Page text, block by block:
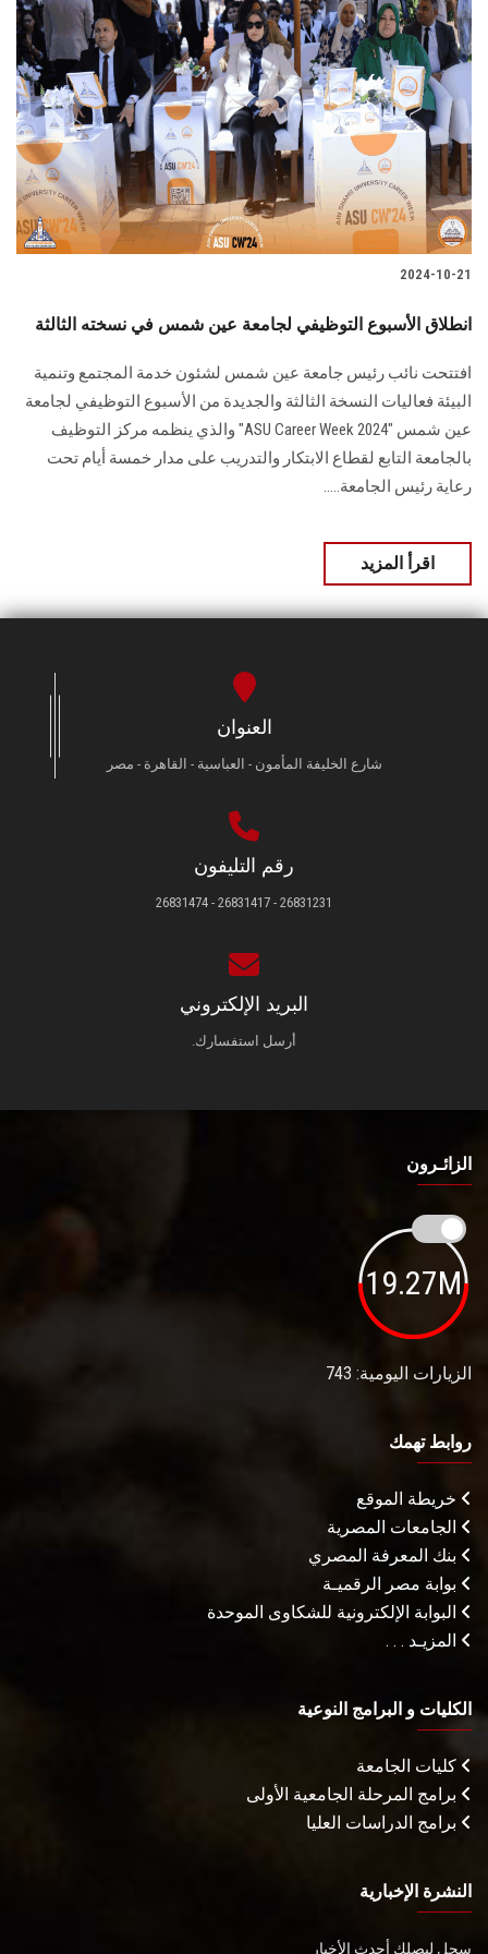
2024-10-21
انطلاق الأسبوع التوظيفي لجامعة عين شمس في نسخته الثالثة
افتتحت نائب رئيس جامعة عين شمس لشئون خدمة المجتمع وتنمية
البيئة فعاليات النسخة الثالثة والجديدة من الأسبوع التوظيفي لجامعة
عين شمس "ASU Career Week 2024" والذي ينظمه مركز التوظيف
بالجامعة التابع لقطاع الابتكار والتدريب على مدار خمسة أيام تحت
رعاية رئيس الجامعة.....
اقرأ المزيد
العنوان
شارع الخليفة المأمون - العباسية - القاهرة - مصر
رقم التليفون
26831231 - 26831417 - 26831474
البريد الإلكتروني
أرسل استفسارك.
الزائـرون
19.27M
الزيارات اليومية: 743
روابط تهمك
خريطة الموقع
الجامعات المصرية
بنك المعرفة المصري
بوابة مصر الرقميـة
البوابة الإلكترونية للشكاوى الموحدة
المزيـد . . .
الكليات و البرامج النوعية
كليات الجامعة
برامج المرحلة الجامعية الأولى
برامج الدراسات العليا
النشرة الإخبارية
سجل ليصلك أحدث الأخبار